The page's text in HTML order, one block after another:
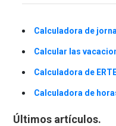
Calculadora de
Calcular las
Calculadora de
Calculadora de
Últimos artículos.